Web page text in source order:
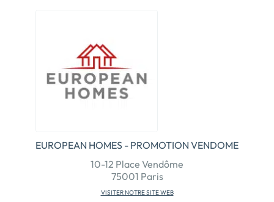
EUROPEAN HOMES - PROMOTION VENDOME
10-12 Place Vendôme
75001 Paris
VISITER NOTRE SITE WEB